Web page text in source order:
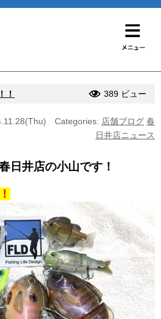
！ 389 ビュー
Categories: 店舗ブログ 春
日井店ニュース
日井店の小山です！